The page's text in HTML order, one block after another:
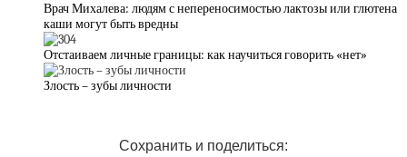
Врач Михалева: людям с непереносимостью лактозы или глютена
каши могут быть вредны
Отстаиваем личные границы: как научиться говорить «нет»
Злость – зубы личности
Сохранить и поделиться: